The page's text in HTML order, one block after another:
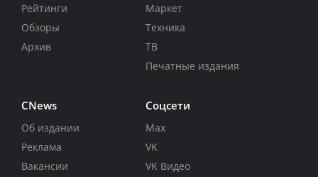
Рейтинги
Обзоры
Архив
Маркет
Техника
ТВ
Печатные издания
CNews
Об издании
Реклама
Вакансии
Соцсети
Max
VK
VK Видео